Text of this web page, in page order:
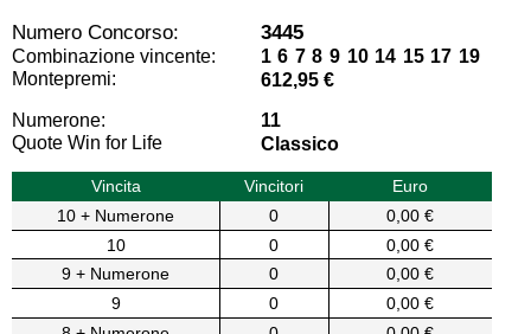
Numero Concorso: 3445
Combinazione vincente:
1 6 7 8 9 10 14 15 17 19
Montepremi:
612,95 €
Numerone:
11
Quote Win for Life
Classico
Vincita Vincitori
Euro
10 + Numerone
0
0,00 €
10
0
0,00 €
9 + Numerone
0
0,00 €
9
0
0,00 €